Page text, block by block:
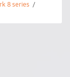
8 series /